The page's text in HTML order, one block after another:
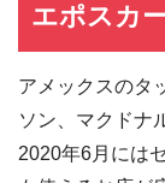
エポスカ
アメックスのタ
ソン、マクドナ
2020年6月には